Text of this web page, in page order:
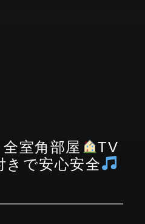
全室角部屋
TV
きで安心安全